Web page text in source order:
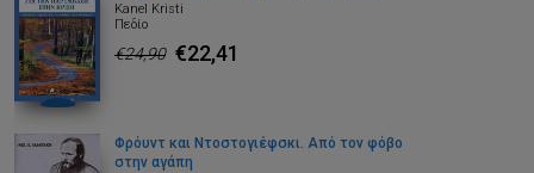
Kanel Kristi
Πεδίο
€24,90 €22,41
Φρόυντ και Ντοστογιέφσκι. Από τον φόβο
στην αγάπη